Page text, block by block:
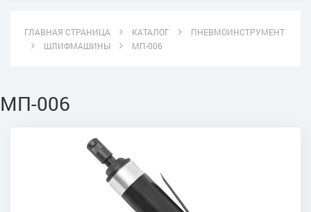
ГЛАВНАЯ СТРАНИЦА КАТАЛОГ
ПНЕВМОИНСТРУМЕНТ
ШЛИФМАШИНЫ
МП-006
МП-006